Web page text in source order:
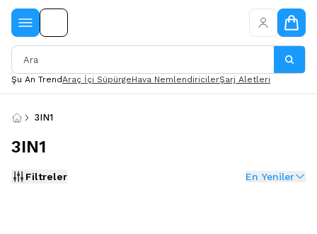
Şu An TrendAraç İçi SüpürgeHava NemlendiricilerŞarj Aletleri
3IN1
3IN1
Filtreler En Yeniler